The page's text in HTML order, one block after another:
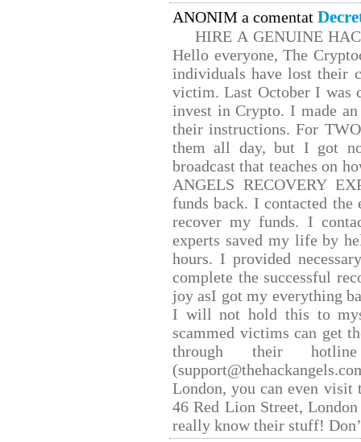
ANONIM a comentat
HIRE A GENUINE
Hello everyone, The
individuals have lost their
victim. Last October I was
invest in Crypto. I made
their instructions. For
them all day, but I got
broadcast that teaches on
ANGELS RECOVERY
funds back. I contacted
recover my funds. I
experts saved my life by
hours. I provided
complete the successful
joy asI got my everything
I will not hold this to
scammed victims can get
through their hotline
London, you can even
46 Red Lion Street,
really know their stuff!